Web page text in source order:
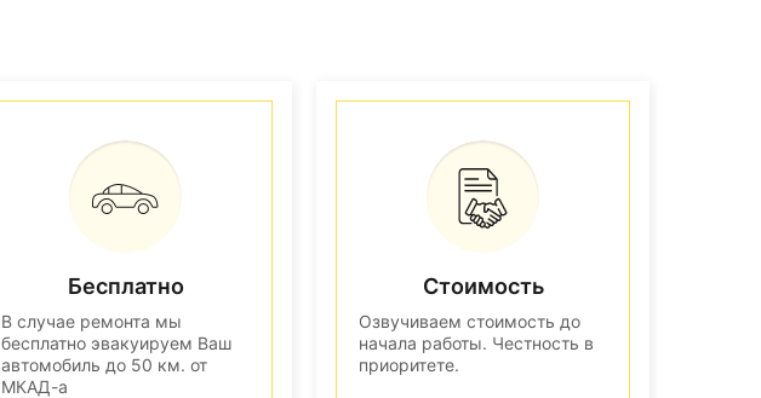
Бесплатно
В случае ремонта мы
бесплатно эвакуируем Ваш
автомобиль до 50 км. от
МКАД-а
Стоимость
Озвучиваем стоимость до
начала работы. Честность в
приоритете.